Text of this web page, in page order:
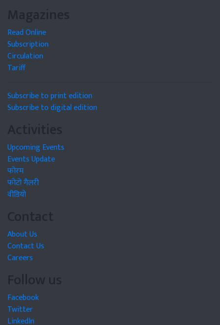
Magazines
Read Online
Subscription
Circulation
Tariff
Subscribe to print edition
Subscribe to digital edition
Activities
Upcoming Events
Events Update
फोरम
फोटो गैलरी
वीडियो
Contact
About Us
Contact Us
Careers
Follow us
Facebook
Twitter
LinkedIn